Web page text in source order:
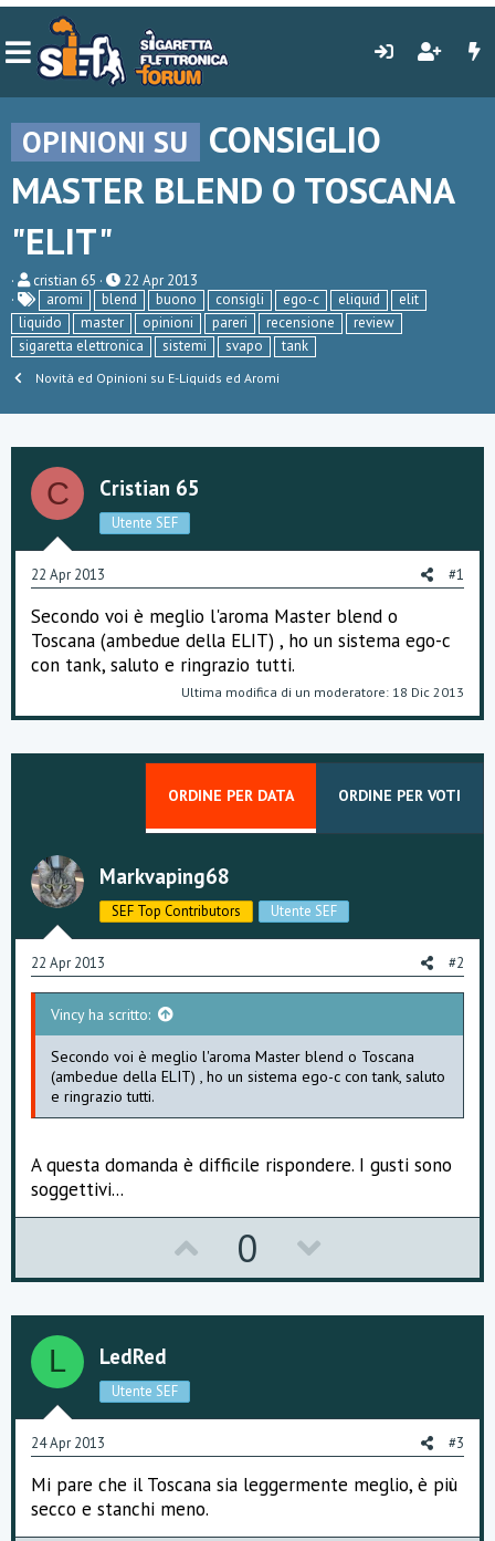
OPINIONI SU
CONSIGLIO
MASTER BLEND O TOSCANA
"ELIT"
C
r
e
a
t
c
u
s
n
cristian 65
D
a
t
a
d
i
22 Apr 2013
aromi
blend buono consigli ego-c eliquid
elit
liquido
master opinioni pareri recensione
review
sigaretta elettronica
sistemi svapo tank
Novità ed Opinioni su E-Liquids ed Aromi
C Cristian 65
Utente SEF
22 Apr 2013 #1
Secondo voi è meglio l'aroma Master blend o
Toscana (ambedue della ELIT) , ho un sistema ego-c
con tank, saluto e ringrazio tutti.
Ultima modifica di un moderatore: 18 Dic 2013
ORDINE PER DATA ORDINE PER VOTI
Markvaping68
SEF Top Contributors Utente SEF
22 Apr 2013 #2
Vincy ha scritto:
Secondo voi è meglio l'aroma Master blend o Toscana
(ambedue della ELIT) , ho un sistema ego-c con tank, saluto
e ringrazio tutti.
A questa domanda è difficile rispondere. I gusti sono
soggettivi...
p
v
e
0
o
w
o
t
L LedRed
Utente SEF
24 Apr 2013 #3
Mi pare che il Toscana sia leggermente meglio, è più
secco e stanchi meno.